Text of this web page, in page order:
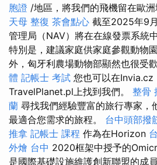
胞證 /地區，將我們的飛機留在歐洲
天母 整復 茶會點心 截至2025年9
管理局（NAV）將在在線發票系統
特別是，建議家庭供家庭參觀動物
外，匈牙利農場動物部顯然也很受
體 記帳士 考試 您也可以在Invia.cz
TravelPlanet.pl上找到我們。 整骨
蘭 尋找我們經驗豐富的旅行專家，
最適合您需求的旅程。 台中頭部撥
推拿 記帳士 課程 作為在Horizo​​​​n
外燴 台中 2020框架中授予的
是國際基礎設施維護創新聯盟的成